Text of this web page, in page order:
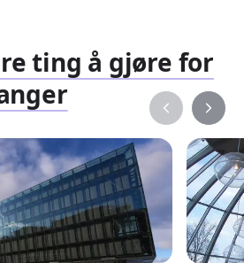
ting å gjøre for